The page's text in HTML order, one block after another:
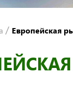
/ Европейская